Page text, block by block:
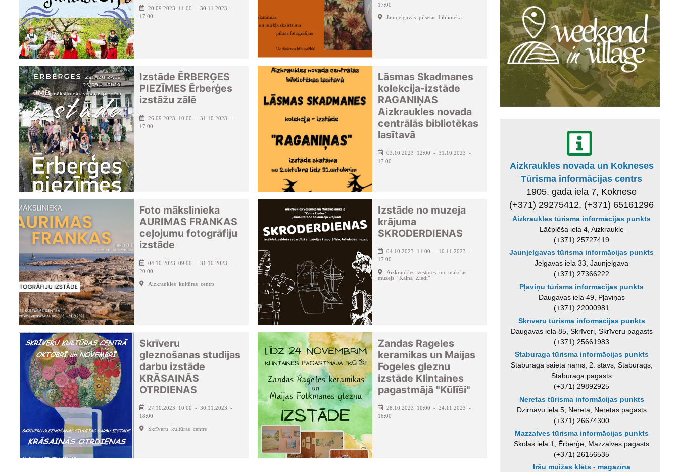
20.09.2023 11:00 - 30.11.2023 -
17:00
17:00
Jaunjelgavas pilsētas bibliotēka
Izstāde ĒRBERĢES
PIEZĪMES Ērberģes
izstāžu zālē
26.09.2023 10:00 - 31.10.2023 -
17:00
Lāsmas Skadmanes
kolekcija-izstāde
RAGANIŅAS
Aizkraukles novada
centrālās bibliotēkas
lasītavā
03.10.2023 12:00 - 31.10.2023 -
17:00
Foto mākslinieka
AURIMAS FRANKAS
ceļojumu fotogrāfiju
izstāde
04.10.2023 09:00 - 31.10.2023 -
20:00
Aizkraukles kultūras centrs
Izstāde no muzeja
krājuma
SKRODERDIENAS
04.10.2023 11:00 - 10.11.2023 -
17:00
Aizkraukles vēstures un mākslas
muzejs "Kalna Ziedi"
Skrīveru
gleznošanas studijas
darbu izstāde
KRĀSAINĀS
OTRDIENAS
27.10.2023 10:00 - 30.11.2023 -
18:00
Skrīveru kultūras centrs
Zandas Rageles
keramikas un Maijas
Fogeles gleznu
izstāde Klintaines
pagastmājā "Kūlīši"
28.10.2023 10:00 - 24.11.2023 -
16:00
Aizkraukles novada un Kokneses
Tūrisma informācijas centrs
1905. gada iela 7, Koknese
(+371) 29275412, (+371) 65161296
Aizkraukles tūrisma informācijas punkts
Lāčplēša iela 4, Aizkraukle
(+371) 25727419
Jaunjelgavas tūrisma informācijas punkts
Jelgavas iela 33, Jaunjelgava
(+371) 27366222
Pļaviņu tūrisma informācijas punkts
Daugavas iela 49, Pļaviņas
(+371) 22000981
Skrīveru tūrisma informācijas punkts
Daugavas iela 85, Skrīveri, Skrīveru pagasts
(+371) 25661983
Staburaga tūrisma informācijas punkts
Staburaga saieta nams, 2. stāvs, Staburags,
Staburaga pagasts
(+371) 29892925
Neretas tūrisma informācijas punkts
Dzirnavu iela 5, Nereta, Neretas pagasts
(+371) 26674300
Mazzalves tūrisma informācijas punkts
Skolas iela 1, Ērberģe, Mazzalves pagasts
(+371) 26156535
Iršu muižas klēts - magazīna